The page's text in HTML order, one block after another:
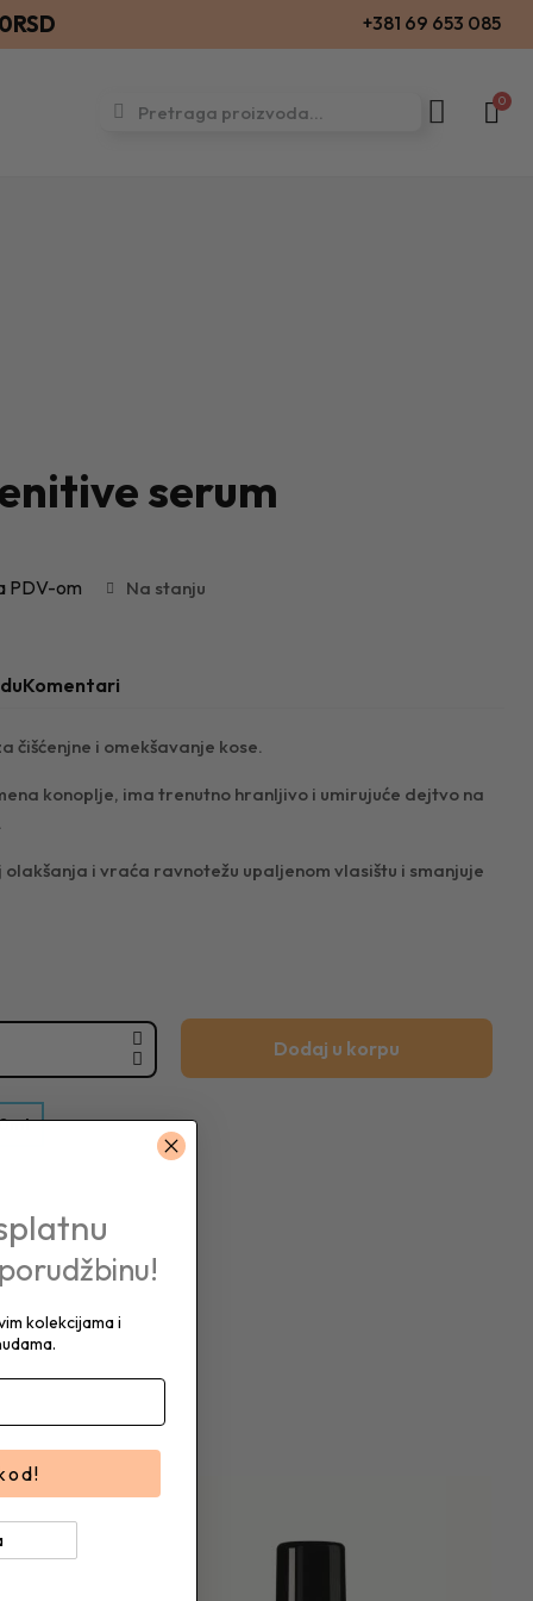
+381 69 653 085
serum
PDV-om Na stanju
Komentari
čišćenjne i omekšavanje kose.
konoplje, ima trenutno hranljivo i umirujuće dejtvo na
i vraća ravnotežu upaljenom vlasištu i smanjuje
Dodaj u korpu
kolekcijama i